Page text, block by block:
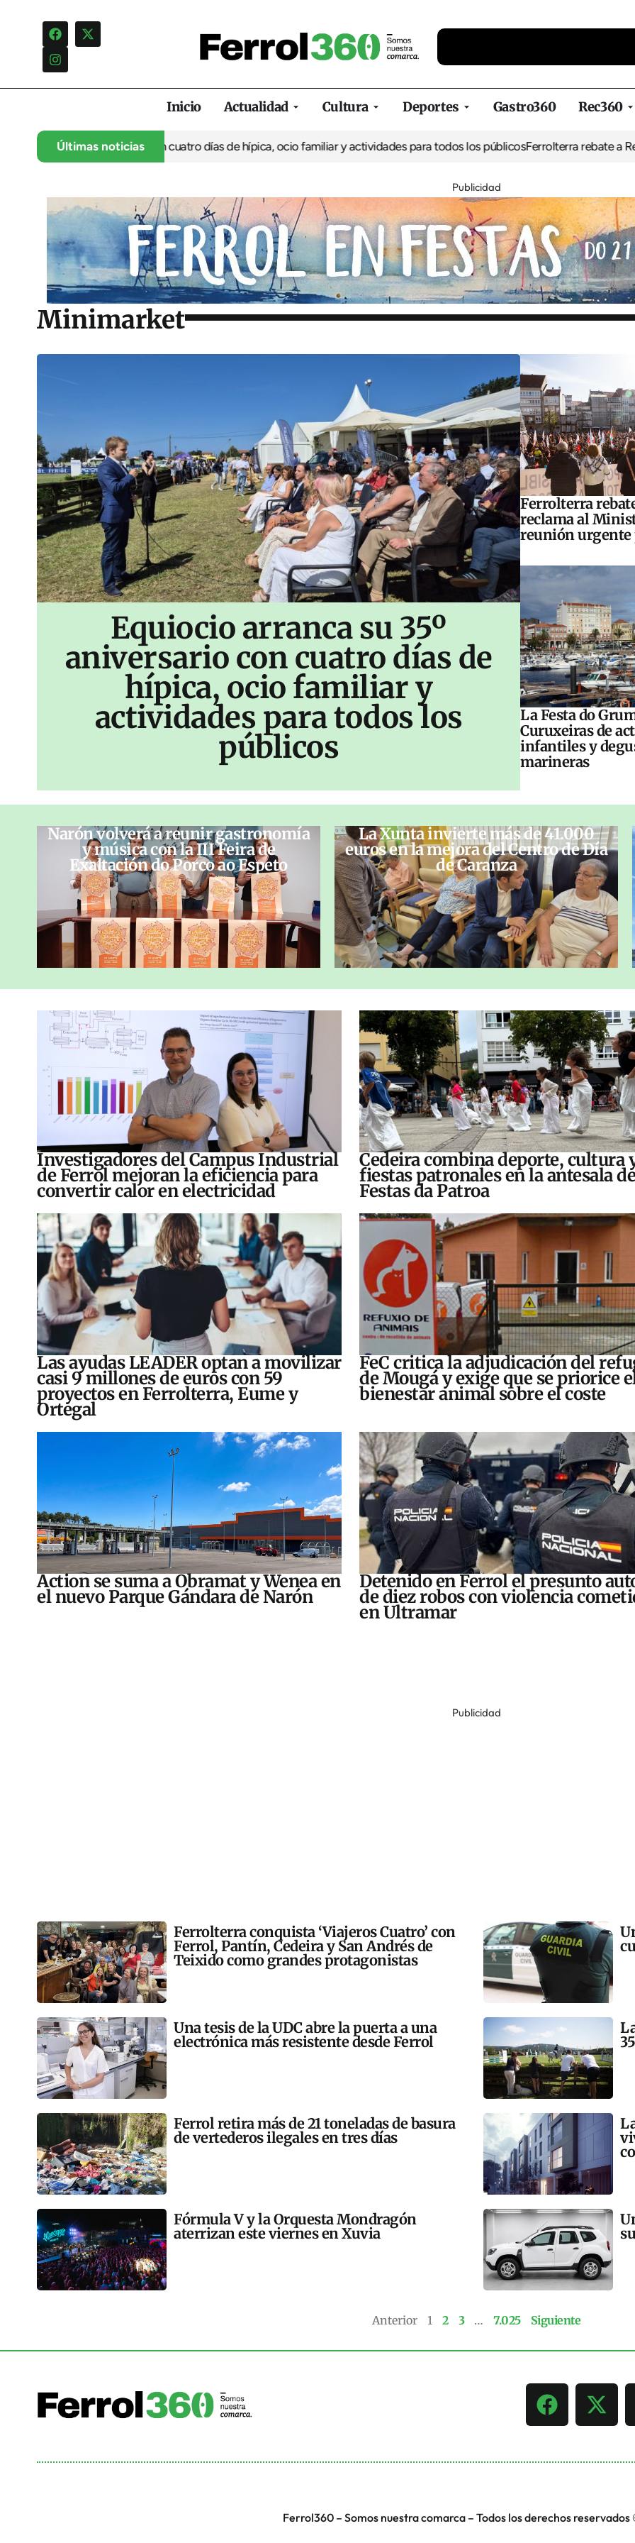
Inicio Actualidad Cultura Deportes Gastro360 Rec360
Últimas noticias
35º aniversario con cuatro días de hípica, ocio familiar y actividades para todos los públicosFerrolterra rebate a Renfe y
Publicidad
Minimarket
Equiocio arranca su 35º
aniversario con cuatro días de
hípica, ocio familiar y
actividades para todos los
públicos
Ferrolterra
reclama al
reunión urgente
La Festa do
Curuxeiras de
infantiles y
marineras
Narón volverá a reunir gastronomía
y música con la III Feira de
Exaltación do Porco ao Espeto
La Xunta invierte más de 41.000
euros en la mejora del Centro de Día
de Caranza
Investigadores del Campus Industrial
de Ferrol mejoran la eficiencia para
convertir calor en electricidad
Cedeira combina deporte, cultura
fiestas patronales en la antesala
Festas da Patroa
Las ayudas LEADER optan a movilizar
casi 9 millones de euros con 59
proyectos en Ferrolterra, Eume y
Ortegal
FeC critica la adjudicación del
de Mougá y exige que se priorice
bienestar animal sobre el coste
Action se suma a Obramat y Wenea en
el nuevo Parque Gándara de Narón
Detenido en Ferrol el presunto
de diez robos con violencia
en Ultramar
Publicidad
Ferrolterra conquista ‘Viajeros Cuatro’ con
Ferrol, Pantín, Cedeira y San Andrés de
Teixido como grandes protagonistas
Una tesis de la UDC abre la puerta a una
electrónica más resistente desde Ferrol
Ferrol retira más de 21 toneladas de basura
de vertederos ilegales en tres días
Fórmula V y la Orquesta Mondragón
aterrizan este viernes en Xuvia
Anterior 1 2 3 … 7.025 Siguiente
Ferrol360 – Somos nuestra comarca – Todos los derechos